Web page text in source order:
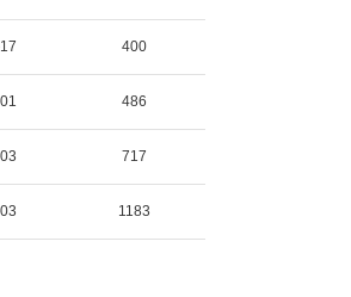
400
486
717
1183